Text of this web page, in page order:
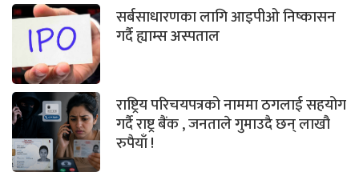
सर्बसाधारणका लागि आइपीओ निष्कासन
गर्दै ह्याम्स अस्पताल
राष्ट्रिय परिचयपत्रको नाममा ठगलाई सहयोग
गर्दै राष्ट्र बैंक , जनताले गुमाउदै छन् लाखौ
रुपैयाँ !